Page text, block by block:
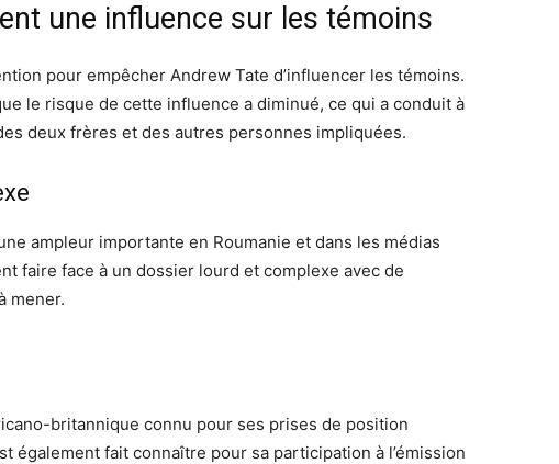
une influence sur les témoins
pour empêcher Andrew Tate d’influencer les témoins.
le risque de cette influence a diminué, ce qui a conduit à
deux frères et des autres personnes impliquées.
ampleur importante en Roumanie et dans les médias
faire face à un dossier lourd et complexe avec de
mener.
britannique connu pour ses prises de position
également fait connaître pour sa participation à l’émission